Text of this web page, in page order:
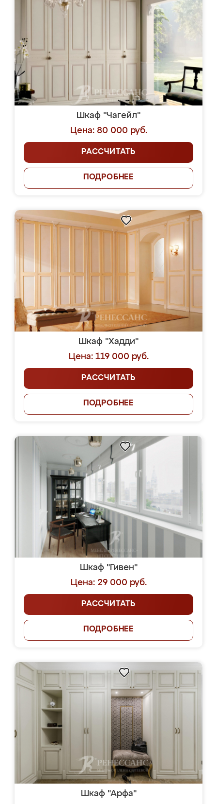
Шкаф "Чагейл"
Цена: 80 000 руб.
РАССЧИТАТЬ
ПОДРОБНЕЕ
Шкаф "Хадди"
Цена: 119 000 руб.
РАССЧИТАТЬ
ПОДРОБНЕЕ
Шкаф "Гивен"
Цена: 29 000 руб.
РАССЧИТАТЬ
ПОДРОБНЕЕ
Шкаф "Арфа"